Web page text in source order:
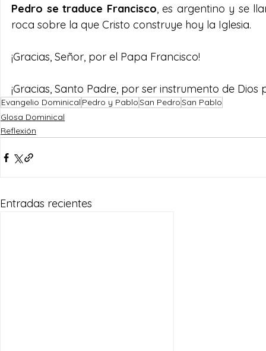
Pedro se traduce Francisco, es argentino y se
roca sobre la que Cristo construye hoy la Iglesia.
¡Gracias, Señor, por el Papa Francisco!
¡Gracias, Santo Padre, por ser instrumento de Dios
Evangelio Dominical Pedro y PabloSan PedroSan Pablo
Glosa Dominical
Reflexión
Entradas recientes